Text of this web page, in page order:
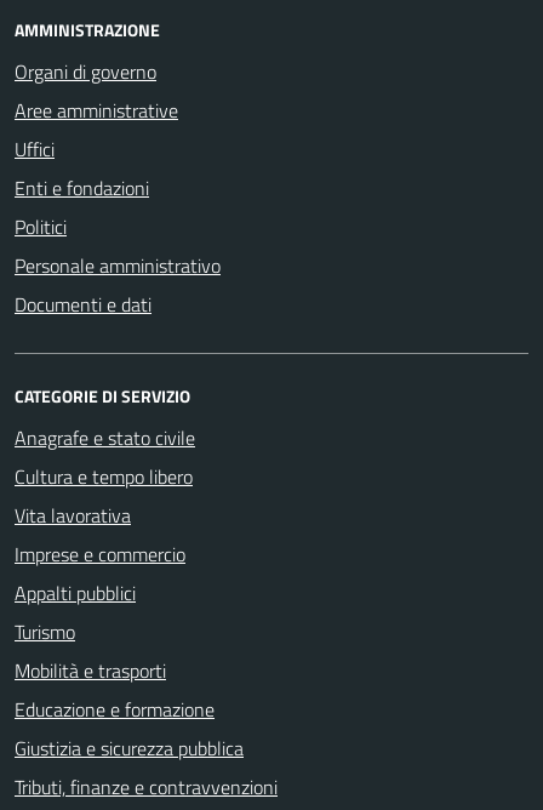
AMMINISTRAZIONE
Organi di governo
Aree amministrative
Uffici
Enti e fondazioni
Politici
Personale amministrativo
Documenti e dati
CATEGORIE DI SERVIZIO
Anagrafe e stato civile
Cultura e tempo libero
Vita lavorativa
Imprese e commercio
Appalti pubblici
Turismo
Mobilità e trasporti
Educazione e formazione
Giustizia e sicurezza pubblica
Tributi, finanze e contravvenzioni